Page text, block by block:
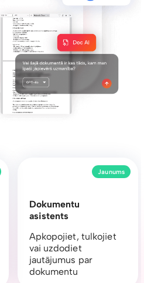
Dokumentu
asistents
Apkopojiet, tulkojiet
vai uzdodiet
jautājumus par
dokumentu
Jaunums